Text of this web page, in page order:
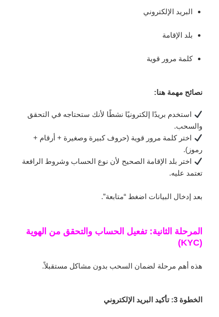
البريد الإلكتروني
بلد الإقامة
كلمة مرور قوية
نصائح مهمة هنا:
استخدم بريدًا إلكترونيًا نشطًا لأنك ستحتاجه في التحقق
والسحب.
اختر كلمة مرور قوية (حروف كبيرة وصغيرة + أرقام +
رموز).
اختر بلد الإقامة الصحيح لأن نوع الحساب وشروط الرافعة
تعتمد عليه.
بعد إدخال البيانات اضغط “متابعة”.
المرحلة الثانية: تفعيل الحساب والتحقق من الهوية
(KYC)
هذه أهم مرحلة لضمان السحب بدون مشاكل مستقبلاً.
الخطوة 3: تأكيد البريد الإلكتروني